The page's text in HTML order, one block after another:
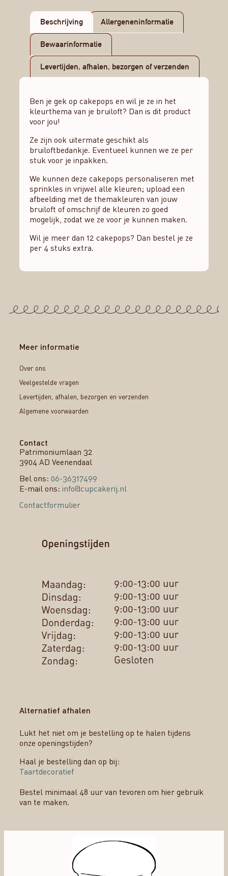
Beschrijving Allergeneninformatie
Bewaarinformatie
Levertijden, afhalen, bezorgen of verzenden
Ben je gek op cakepops en wil je ze in het
kleurthema van je bruiloft? Dan is dit product
voor jou!
Ze zijn ook uitermate geschikt als
bruiloftbedankje. Eventueel kunnen we ze per
stuk voor je inpakken.
We kunnen deze cakepops personaliseren met
sprinkles in vrijwel alle kleuren; upload een
afbeelding met de themakleuren van jouw
bruiloft of omschrijf de kleuren zo goed
mogelijk, zodat we ze voor je kunnen maken.
Wil je meer dan 12 cakepops? Dan bestel je ze
per 4 stuks extra.
Meer informatie
Over ons
Veelgestelde vragen
Levertijden, afhalen, bezorgen en verzenden
Algemene voorwaarden
Contact
Patrimoniumlaan 32
3904 AD Veenendaal
Bel ons: 06-36317499
E-mail ons: info@cupcakerij.nl
Contactformulier
Alternatief afhalen
Lukt het niet om je bestelling op te halen tijdens
onze openingstijden?
Haal je bestelling dan op bij:
Taartdecoratief
Bestel minimaal 48 uur van tevoren om hier gebruik
van te maken.